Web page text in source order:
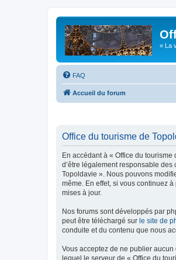
« La
FAQ
Accueil du forum
Office du tourisme de
En accédant à « Office du
d’être légalement responsable
Topoldavie ». Nous pouvons
même. En effet, si vous continuez
mises à jour.
Nos forums sont développés par
peut être téléchargé sur le site de
conduite et du contenu que nous
Vous acceptez de ne publier
lequel le serveur de « Office du